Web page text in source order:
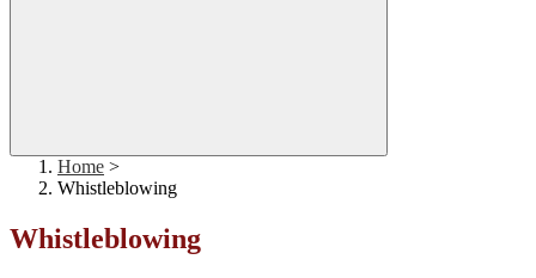
Home >
Whistleblowing
Whistleblowing